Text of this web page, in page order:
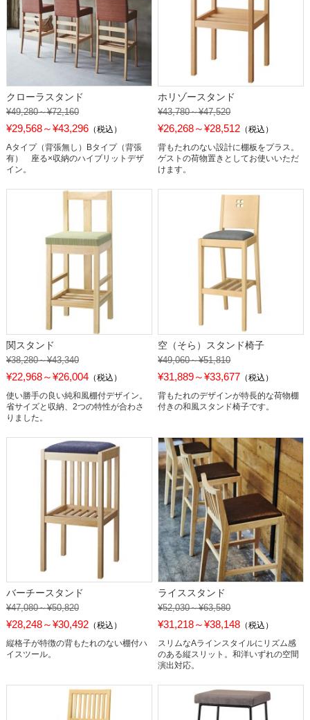
クローラスタンド
¥49,280～¥72,160
¥29,568～¥43,296（税込）
Aタイプ（背張無し）Bタイプ（背張
有） 座る×収納のハイブリットデザ
イン。
ホリゾースタンド
¥43,780～¥47,520
¥26,268～¥28,512 （税込）
背もたれのない設計に棚板をプラス。
ゲストの荷物置きとしてお使いいただ
けます。
関スタンド
¥38,280～¥43,340
¥22,968～¥26,004（税込）
使い勝手の良い純和風棚付デザイン。
省サイズと収納、2つの特性が合わさ
りました。
空（そら）スタンド椅子
¥49,060～¥51,810
¥31,889～¥33,677 （税込）
背もたれのデザインが特長的な荷物棚
付きの和風スタンド椅子です。
バーチースタンド
¥47,080～¥50,820
¥28,248～¥30,492（税込）
縦格子が特徴の背もたれのない棚付ハ
イスツール。
ライススタンド
¥52,030～¥63,580
¥31,218～¥38,148 （税込）
スリムなAラインスタイルにリズム感
のある縦スリット。和洋いずれの空間
演出対応。